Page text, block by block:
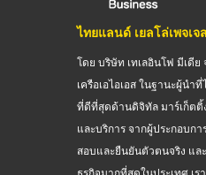
ไทยแลนด์ เยลโล่เพจเจ
โดย บริษัท เทเลอินโฟ มีเดี
เครือเอไอเอส ในฐานะผู้น
ที่ดีที่สุดด้านดิจิทัล มาร์เก็ตติ้
และบริการ จากผู้ประกอบก
สอบและยืนยันตัวตนจริง แ
ธุรกิจมากที่สุดในประเทศ เ